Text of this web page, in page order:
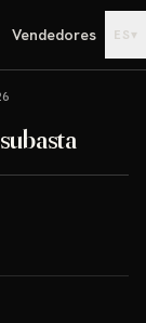
Vendedores ES ▾